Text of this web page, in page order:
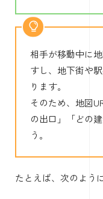
相手が移動中に
すし、地下街や
ります。
そのため、地図
の出口」「どの
う。
たとえば、次のよう